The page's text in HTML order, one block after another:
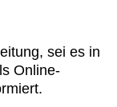
sei es in
Online-